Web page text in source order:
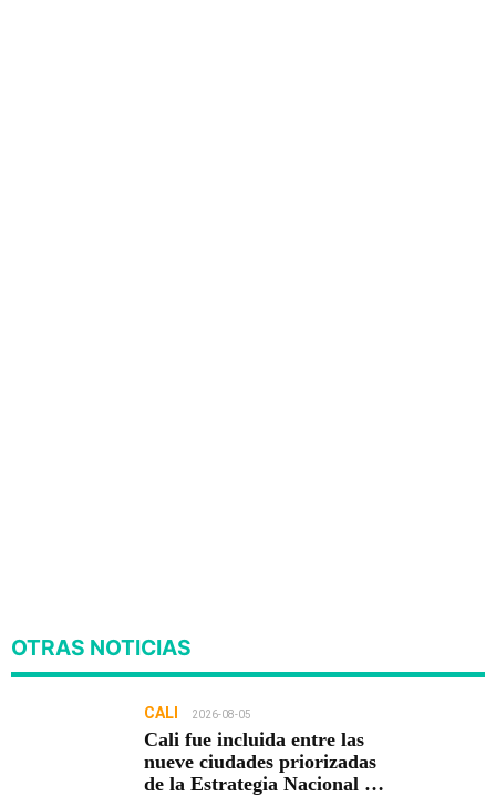
OTRAS NOTICIAS
CALI 2026-08-05
Cali fue incluida entre las
nueve ciudades priorizadas
de la Estrategia Nacional de